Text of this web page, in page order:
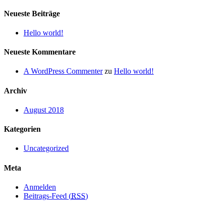
Neueste Beiträge
Hello world!
Neueste Kommentare
A WordPress Commenterzu Hello world!
Archiv
August 2018
Kategorien
Uncategorized
Meta
Anmelden
Beitrags-Feed (RSS)